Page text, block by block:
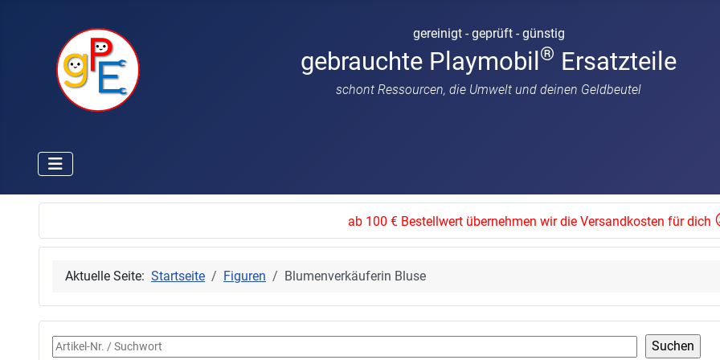
gereinigt - geprüft - günstig
gebrauchte Playmobil ® Ersatzteile
schont Ressourcen, die Umwelt und deinen Geldbeutel
ab 100 € Bestellwert übernehmen wir die Versandkosten für dich
Aktuelle Seite: Startseite Figuren Blumenverkäuferin Bluse